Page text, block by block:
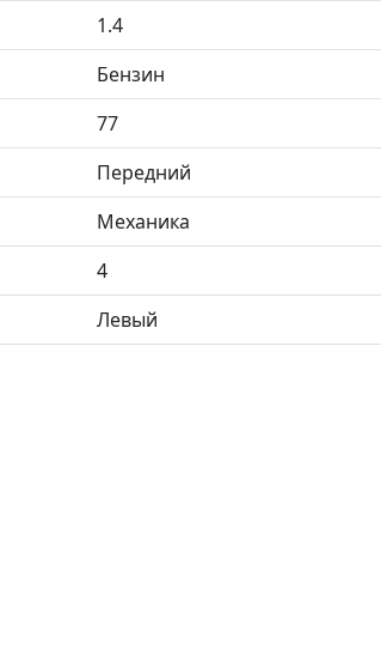
1.4
Бензин
77
Передний
Механика
4
Левый